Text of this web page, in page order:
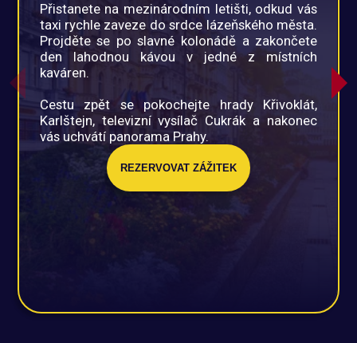
Přistanete na mezinárodním letišti, odkud vás
taxi rychle zaveze do srdce lázeňského města.
Projděte se po slavné kolonádě a zakončete
den lahodnou kávou v jedné z místních
kaváren.
Cestu zpět se pokochejte hrady Křivoklát,
Karlštejn, televizní vysílač Cukrák a nakonec
vás uchvátí panorama Prahy.
REZERVOVAT ZÁŽITEK